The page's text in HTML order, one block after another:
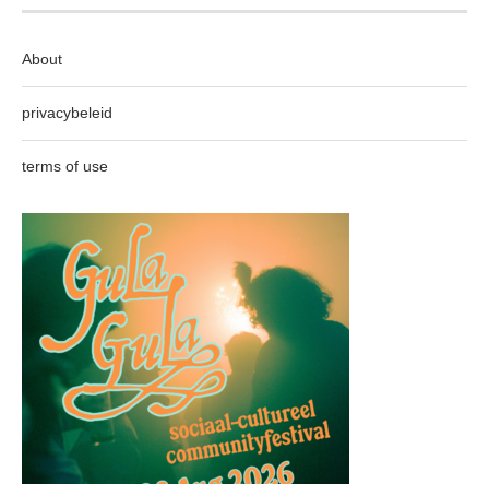
About
privacybeleid
terms of use